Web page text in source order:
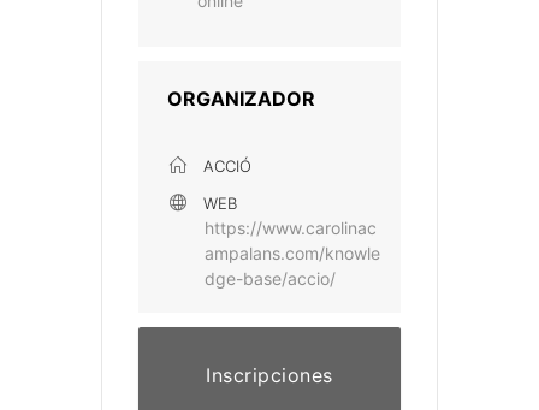
ORGANIZADOR
ACCIÓ
WEB
https://www.carolinac
ampalans.com/knowle
dge-base/accio/
Inscripciones